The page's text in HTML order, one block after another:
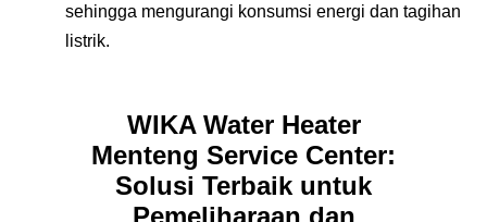
sehingga mengurangi konsumsi energi dan tagihan
listrik.
WIKA Water Heater
Menteng Service Center:
Solusi Terbaik untuk
Pemeliharaan dan